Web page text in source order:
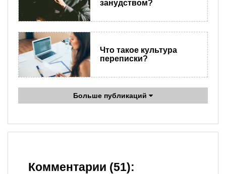
занудством?
Что такое культура
переписки?
Больше публикаций
Комментарии (51):